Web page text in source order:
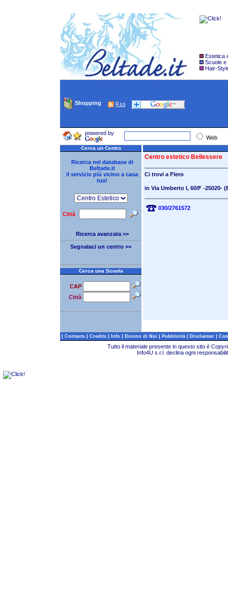
Estetica
Scuole e
Hair-
Shopping
powered by
Web
Cerca un Centro
Ricerca nel database di
Beltade.it
il servizio più vicino a casa
tua!
Città
Ricerca avanzata >>
Segnalaci un centro >>
Cerca una Scuola
CAP
Città
Centro estetico Bellessere
Ci trovi a Flero
in Via Umberto I, 60/F-25020-
030/2761572
| Contacts | Credits | Info | Dicono di Noi | Pubblicità | Disclaimer |
Tutto il materiale presente in questo sito è
Info4U s.r.l. declina ogni